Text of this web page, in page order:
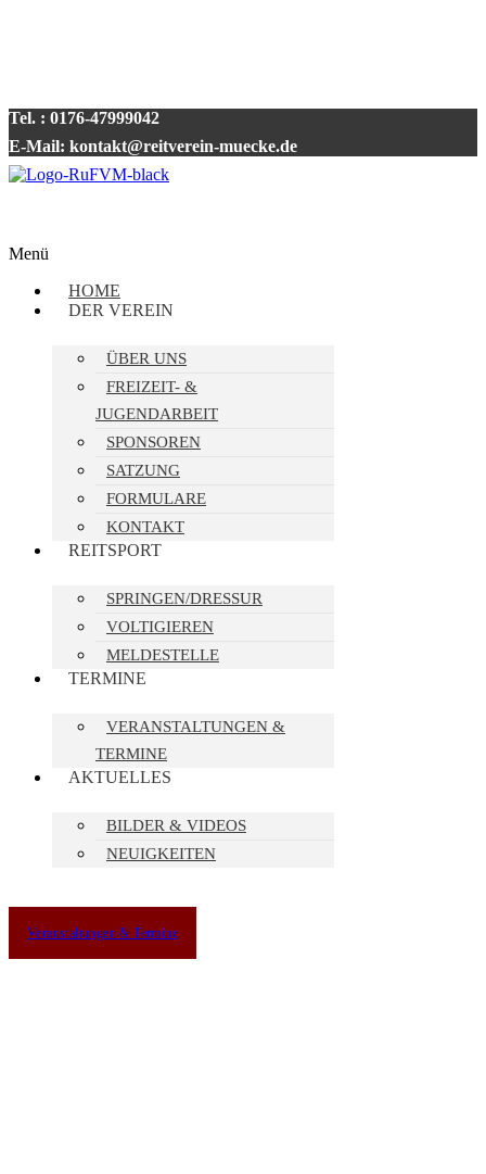
Tel. : 0176-47999042
E-Mail: kontakt@reitverein-muecke.de
Menü
HOME
DER VEREIN
ÜBER UNS
FREIZEIT- &
JUGENDARBEIT
SPONSOREN
SATZUNG
FORMULARE
KONTAKT
REITSPORT
SPRINGEN/DRESSUR
VOLTIGIEREN
MELDESTELLE
TERMINE
VERANSTALTUNGEN &
TERMINE
AKTUELLES
BILDER & VIDEOS
NEUIGKEITEN
Veranstaltungen & Termine